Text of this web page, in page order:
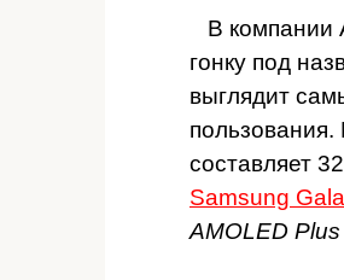
В компании
гонку под
выглядит
составляет
Samsung
AMOLED